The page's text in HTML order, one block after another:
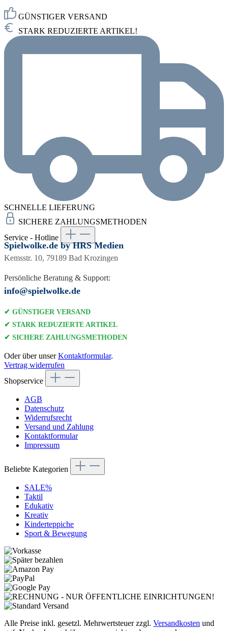
GÜNSTIGER VERSAND
STARK REDUZIERTE ARTIKEL!
SCHNELLE LIEFERUNG
SICHERE ZAHLUNGSMETHODEN
Service - Hotline
Spielwolke.de by HRS Medien
Kemsstr. 10, 79189 Bad Krozingen
Persönliche Beratung & Support:
info@spielwolke.de
✔ GÜNSTIGER VERSAND
✔ STARK REDUZIERTE ARTIKEL
✔ SICHERE ZAHLUNGSMETHODEN
Oder über unserKontaktformular.
Vertrag widerrufen
Shopservice
AGB
Datenschutz
Widerrufsrecht
Versand und Zahlung
Kontaktformular
Impressum
Beliebte Kategorien
SALE%
Taktil
Edukativ
Kreativ
Kinderteppiche
Sport & Bewegung
Alle Preise inkl. gesetzl. Mehrwertsteuer zzgl. Versandkosten und